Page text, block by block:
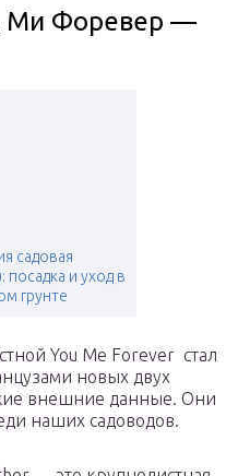
Ми Форевер —
садовая
посадка и уход в
грунте
You Me Forever стал
новых двух
внешние данные. Они
наших садоводов.